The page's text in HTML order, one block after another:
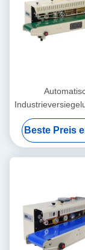
Beste Preis